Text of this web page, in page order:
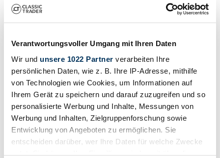
Verantwortungsvoller Umgang mit Ihren Daten
Wir und unsere 1022 Partner verarbeiten Ihre
persönlichen Daten, wie z. B. Ihre IP-Adresse, mithilfe
von Technologien wie Cookies, um Informationen auf
Ihrem Gerät zu speichern und darauf zuzugreifen und so
personalisierte Werbung und Inhalte, Messungen von
Werbung und Inhalten, Zielgruppenforschung sowie
Entwicklung von Angeboten zu ermöglichen. Sie
entscheiden darüber, wer Ihre Daten für welche Zwecke
nutzt. Sie können Ihre Einwilligung jederzeit über die
Dealer